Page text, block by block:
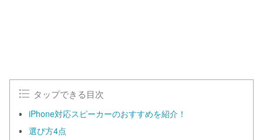
タップできる目次
iPhone対応スピーカーのおすすめを紹介！
選び方4点